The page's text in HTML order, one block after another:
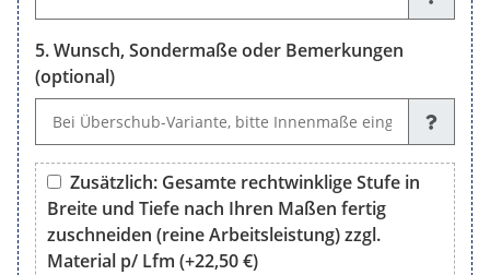
Wunsch, Sondermaße oder Bemerkungen
(optional)
Zusätzlich: Gesamte rechtwinklige Stufe in
Breite und Tiefe nach Ihren Maßen fertig
zuschneiden (reine Arbeitsleistung) zzgl.
Material p/ Lfm (+22,50 €)